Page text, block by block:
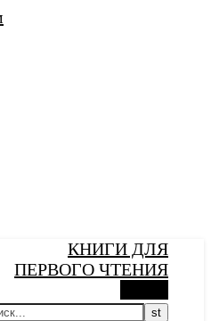
КНИГИ ДЛЯ
ПЕРВОГО ЧТЕНИЯ